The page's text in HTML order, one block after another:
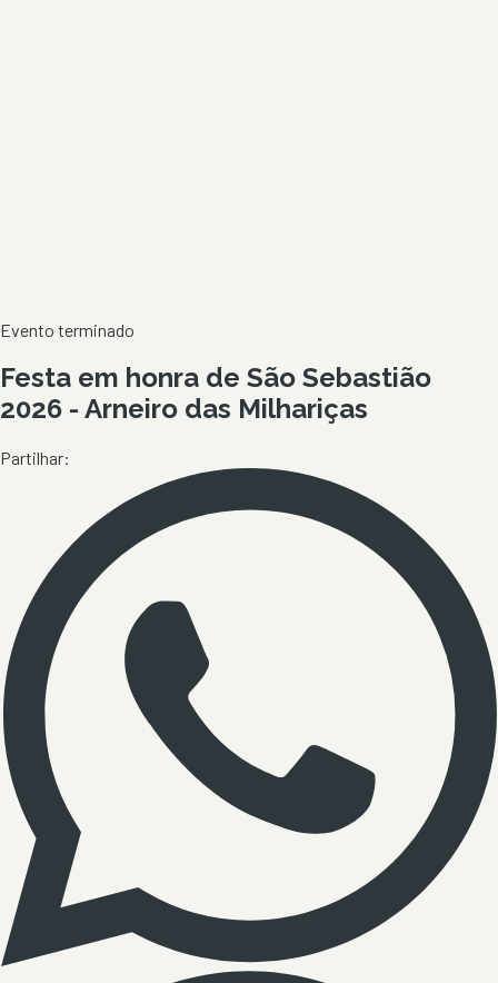
Evento terminado
Festa em honra de São Sebastião
2026 - Arneiro das Milhariças
Partilhar: